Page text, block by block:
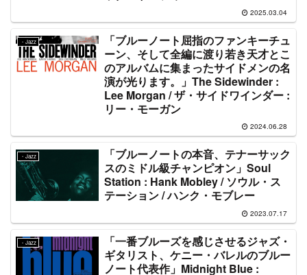
2025.03.04
・Jazz
「ブルーノート屈指のファンキーチュ
ーン、そして全編に渡り若き天才とこ
のアルバムに集まったサイドメンの名
演が光ります。」The Sidewinder :
Lee Morgan / ザ・サイドワインダー :
リー・モーガン
2024.06.28
・Jazz
「ブルーノートの本音、テナーサック
スのミドル級チャンピオン」Soul
Station : Hank Mobley / ソウル・ス
テーション / ハンク・モブレー
2023.07.17
・Jazz
「一番ブルーズを感じさせるジャズ・
ギタリスト、ケニー・バレルのブルー
ノート代表作」Midnight Blue :